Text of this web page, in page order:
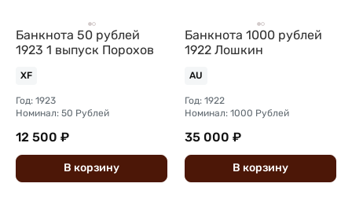
Банкнота 50 рублей
1923 1 выпуск Порохов
XF
Год: 1923
Номинал: 50 Рублей
12 500 ₽
В корзину
Банкнота 1000 рублей
1922 Лошкин
AU
Год: 1922
Номинал: 1000 Рублей
35 000 ₽
В корзину